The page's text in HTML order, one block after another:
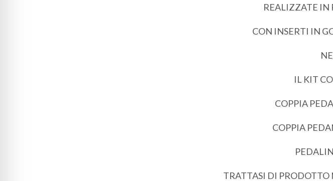
REALIZZATE IN
CON INSERTI IN
IL KIT
COPPIA
COPPIA
TRATTASI DI